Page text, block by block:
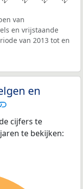
van
en vrijstaande
van 2013 tot en
en
cijfers te
te bekijken: